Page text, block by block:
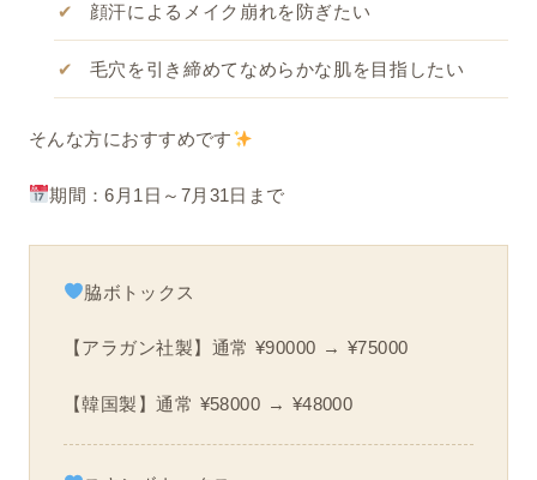
顔汗によるメイク崩れを防ぎたい
毛穴を引き締めてなめらかな肌を目指したい
そんな方におすすめです
期間：6月1日～7月31日まで
脇ボトックス
【アラガン社製】通常 ¥90000 → ¥75000
【韓国製】通常 ¥58000 → ¥48000